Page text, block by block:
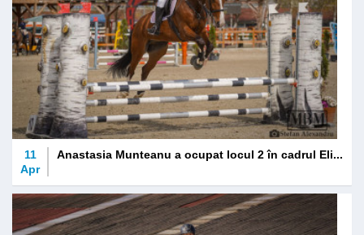
11
Apr
Anastasia Munteanu a ocupat locul 2 în cadrul Eli...